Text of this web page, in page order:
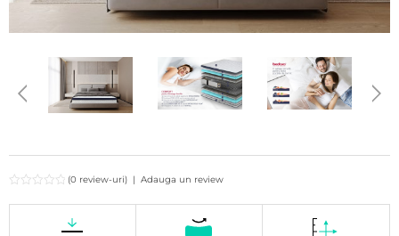
(0 review-uri) | Adauga un review